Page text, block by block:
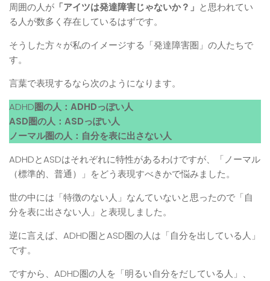
周囲の人が 「アイツは発達障害じゃないか？」 と思われてい
る人が数多く存在しているはずです。
そうした方々が私のイメージする「発達障害圏」の人たちで
す。
言葉で表現するなら次のようになります。
ADHD圏の人：ADHDっぽい人
ASD圏の人：ASDっぽい人
ノーマル圏の人：自分を表に出さない人
ADHDとASDはそれぞれに特性があるわけですが、「ノーマル
（標準的、普通）」をどう表現すべきかで悩みました。
世の中には「特徴のない人」なんていないと思ったので「自
分を表に出さない人」と表現しました。
逆に言えば、ADHD圏とASD圏の人は「自分を出している人」
です。
ですから、ADHD圏の人を「明るい自分をだしている人」、